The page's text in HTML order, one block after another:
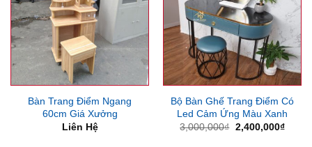
Bàn Trang Điểm Ngang
60cm Giá Xưởng
Liên Hệ
Bộ Bàn Ghế Trang Điểm Có
Led Cảm Ứng Màu Xanh
3,000,000₫ Giá
2,400,000₫Giá